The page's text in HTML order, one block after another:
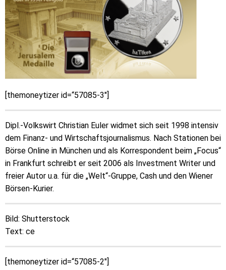
[themoneytizer id=“57085-3″]
Dipl.-Volkswirt Christian Euler widmet sich seit 1998 intensiv
dem Finanz- und Wirtschaftsjournalismus. Nach Stationen bei
Börse Online in München und als Korrespondent beim „Focus“
in Frankfurt schreibt er seit 2006 als Investment Writer und
freier Autor u.a. für die „Welt“-Gruppe, Cash und den Wiener
Börsen-Kurier.
Bild: Shutterstock
Text: ce
[themoneytizer id=“57085-2″]